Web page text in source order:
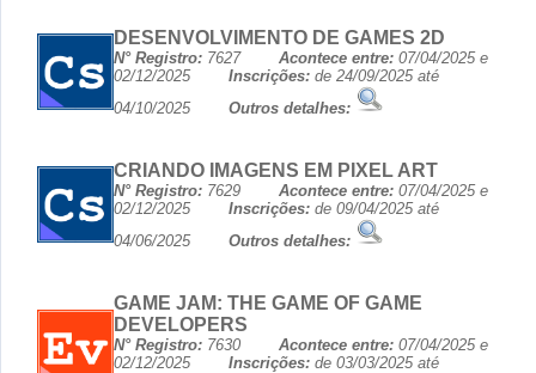
DESENVOLVIMENTO DE GAMES 2D
N° Registro: 7627 Acontece entre: 07/04/2025 e
02/12/2025 Inscrições: de 24/09/2025 até
04/10/2025 Outros detalhes:
CRIANDO IMAGENS EM PIXEL ART
N° Registro: 7629 Acontece entre: 07/04/2025 e
02/12/2025 Inscrições: de 09/04/2025 até
04/06/2025 Outros detalhes:
GAME JAM: THE GAME OF GAME
DEVELOPERS
N° Registro: 7630 Acontece entre: 07/04/2025 e
02/12/2025 Inscrições: de 03/03/2025 até